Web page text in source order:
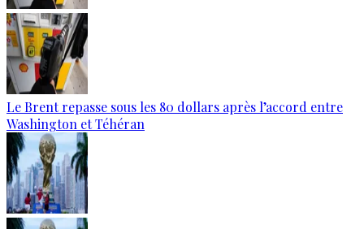
Le Brent repasse sous les 80 dollars après l’accord entre
Washington et Téhéran